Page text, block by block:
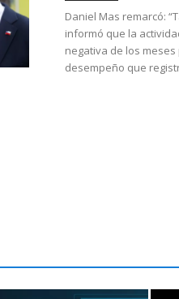
Daniel Mas remarcó:
informó que la
negativa de los
desempeño que